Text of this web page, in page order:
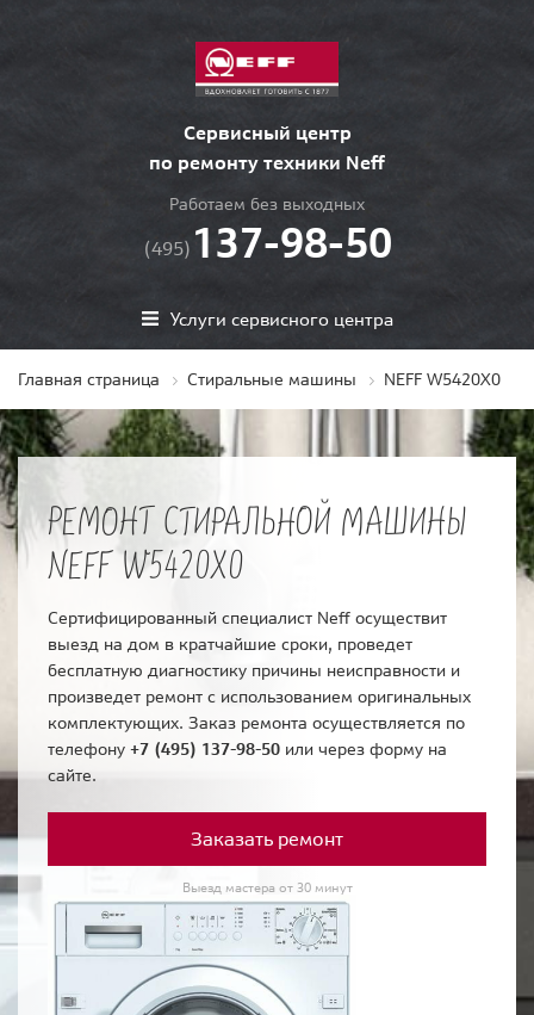
Сервисный центр
по ремонту техники Neff
Работаем без выходных
(495) 137-98-50
Услуги сервисного центра
Главная страница Стиральные машины NEFF W5420X0
РЕМОНТ СТИРАЛЬНОЙ МАШИНЫ
NEFF W5420X0
Сертифицированный специалист Neff осуществит
выезд на дом в кратчайшие сроки, проведет
бесплатную диагностику причины неисправности и
произведет ремонт с использованием оригинальных
комплектующих. Заказ ремонта осуществляется по
телефону +7 (495) 137-98-50 или через форму на
сайте.
Заказать ремонт
Выезд мастера от 30 минут